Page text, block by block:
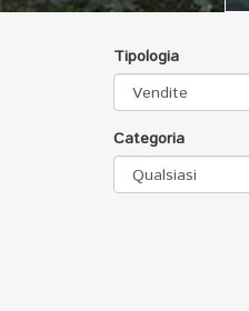
Tipologia
Categoria